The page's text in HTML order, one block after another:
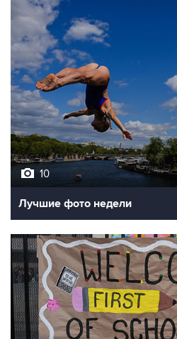
10
Лучшие фото недели